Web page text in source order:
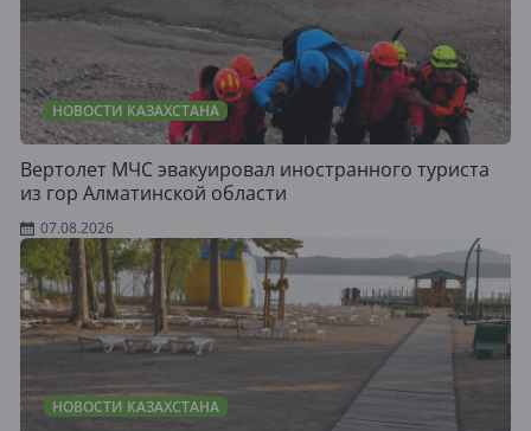
НОВОСТИ КАЗАХСТАНА
Вертолет МЧС эвакуировал иностранного туриста
из гор Алматинской области
07.08.2026
НОВОСТИ КАЗАХСТАНА